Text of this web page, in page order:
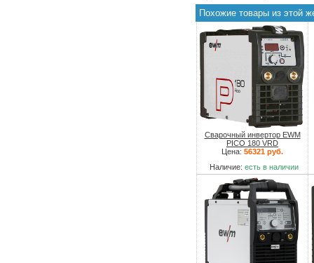
Похожие товары из этой
Сварочный инвертор EWM
PICO 180 VRD
Цена: 56321 руб.
Наличие: есть в наличии